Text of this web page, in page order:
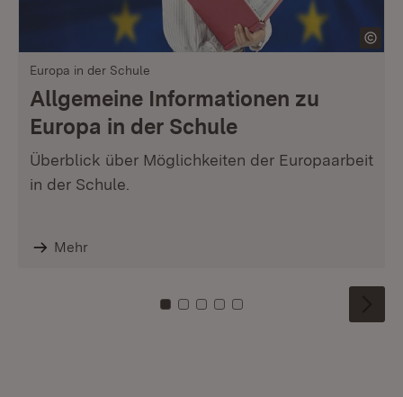
Europa in der Schule
Allgemeine Informationen zu
Europa in der Schule
Überblick über Möglichkeiten der Europaarbeit
in der Schule.
Mehr
Zu Kachel: 0
Zu Kachel: 1
Zu Kachel: 2
Zu Kachel: 3
Zu Kachel: 4